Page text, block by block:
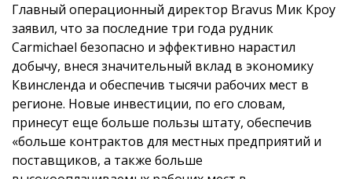
Главный операционный директор Bravus Мик Кроу
заявил, что за последние три года рудник
Carmichael безопасно и эффективно нарастил
добычу, внеся значительный вклад в экономику
Квинсленда и обеспечив тысячи рабочих мест в
регионе. Новые инвестиции, по его словам,
принесут еще больше пользы штату, обеспечив
«больше контрактов для местных предприятий и
поставщиков, а также больше